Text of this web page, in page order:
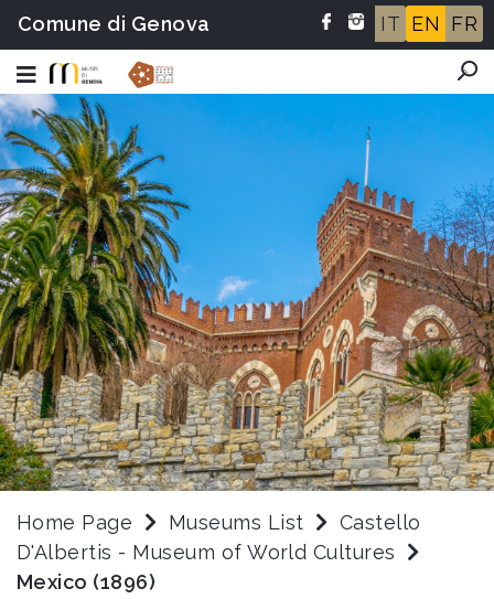
Comune di Genova IT EN FR
Home Page Museums List
Castello
D'Albertis - Museum of World Cultures
Mexico (1896)